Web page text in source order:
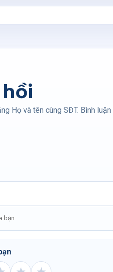
Họ và tên cùng SĐT. Bình